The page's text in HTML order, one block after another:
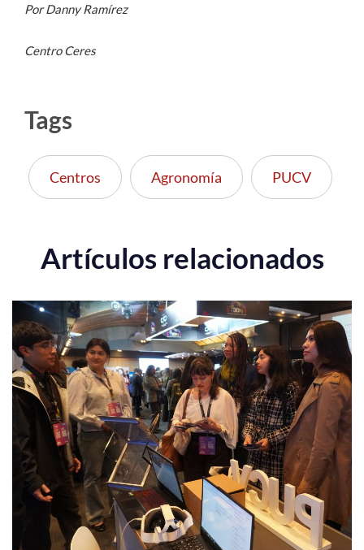
Por Danny Ramírez
Centro Ceres
Tags
Centros Agronomía PUCV
Artículos relacionados